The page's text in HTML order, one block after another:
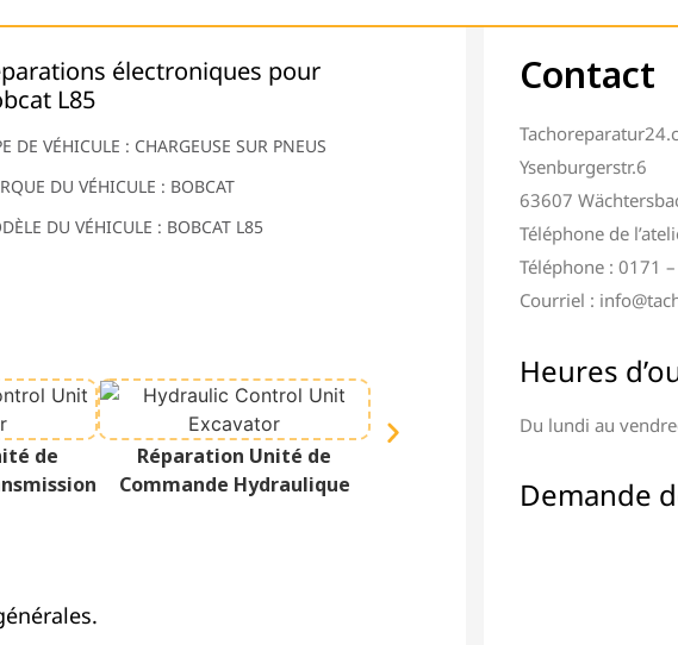
électroniques pour
L85
DE VÉHICULE : CHARGEUSE SUR PNEUS
DU VÉHICULE : BOBCAT
DU VÉHICULE : BOBCAT L85
de
Réparation Unité de
Commande Hydraulique
Réparation Terminal &
Contact
Ysenburgerstr.6
63607
Téléphone de
Téléphone : 0171
Courriel :
Heures
Du lundi au
Demande